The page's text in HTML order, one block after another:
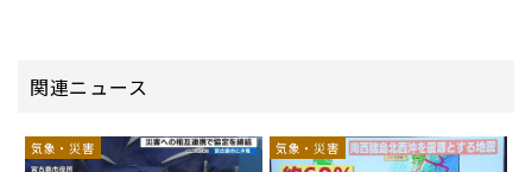
関連ニュース
気象・災害 気象・災害